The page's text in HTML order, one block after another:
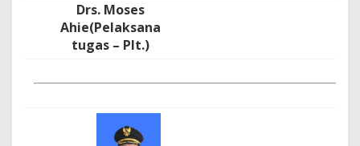
Drs. Moses
Ahie(Pelaksana
tugas – Plt.)